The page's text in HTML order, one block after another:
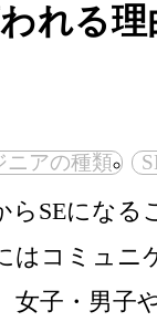
れる
ニアの種類
らSEになる
はコミュニ
女子・男子